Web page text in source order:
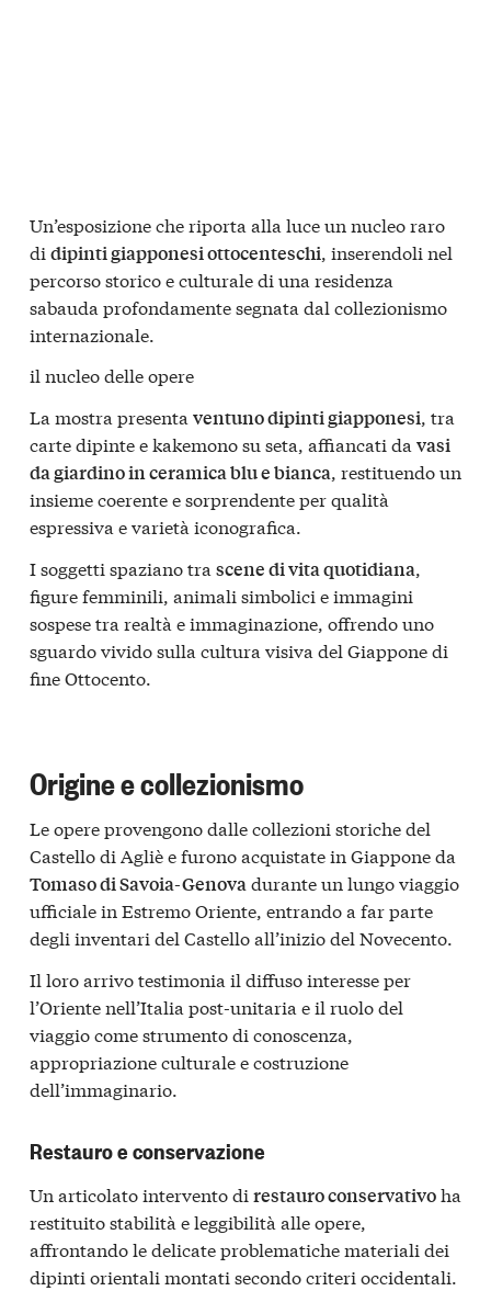
Un’esposizione che riporta alla luce un nucleo raro
di dipinti giapponesi ottocenteschi, inserendoli nel
percorso storico e culturale di una residenza
sabauda profondamente segnata dal collezionismo
internazionale.
il nucleo delle opere
La mostra presenta ventuno dipinti giapponesi, tra
carte dipinte e kakemono su seta, affiancati da vasi
da giardino in ceramica blu e bianca, restituendo un
insieme coerente e sorprendente per qualità
espressiva e varietà iconografica.
I soggetti spaziano tra scene di vita quotidiana,
figure femminili, animali simbolici e immagini
sospese tra realtà e immaginazione, offrendo uno
sguardo vivido sulla cultura visiva del Giappone di
fine Ottocento.
Origine e collezionismo
Le opere provengono dalle collezioni storiche del
Castello di Agliè e furono acquistate in Giappone da
Tomaso di Savoia-Genovadurante un lungo viaggio
ufficiale in Estremo Oriente, entrando a far parte
degli inventari del Castello all’inizio del Novecento.
Il loro arrivo testimonia il diffuso interesse per
l’Oriente nell’Italia post-unitaria e il ruolo del
viaggio come strumento di conoscenza,
appropriazione culturale e costruzione
dell’immaginario.
Restauro e conservazione
Un articolato intervento di restauro conservativoha
restituito stabilità e leggibilità alle opere,
affrontando le delicate problematiche materiali dei
dipinti orientali montati secondo criteri occidentali.